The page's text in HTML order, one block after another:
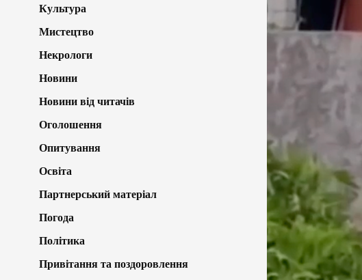
Культура
Мистецтво
Некрологи
Новини
Новини від читачів
Оголошення
Опитування
Освіта
Партнерський матеріал
Погода
Політика
Привітання та поздоровлення